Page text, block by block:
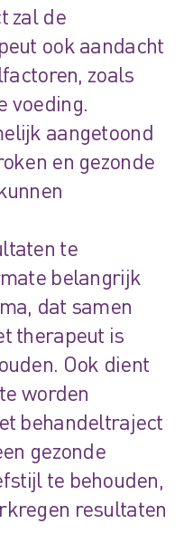
zal de
ook aandacht
zoals
voeding.
aangetoond
en gezonde
te
belangrijk
dat samen
therapeut is
Ook dient
worden
behandeltraject
gezonde
te behouden,
resultaten